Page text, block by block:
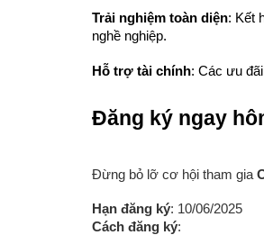
Trải nghiệm toàn diện: Kết
nghề nghiệp.
Hỗ trợ tài chính: Các ưu
Đăng ký ngay
Đừng bỏ lỡ cơ hội tham gia
Hạn đăng ký: 10/06/2025
Cách đăng ký: